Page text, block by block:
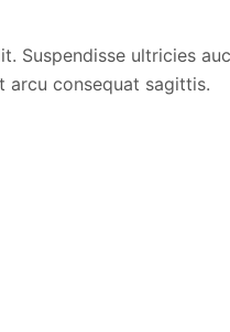
Suspendisse ultricies
arcu consequat sagittis.